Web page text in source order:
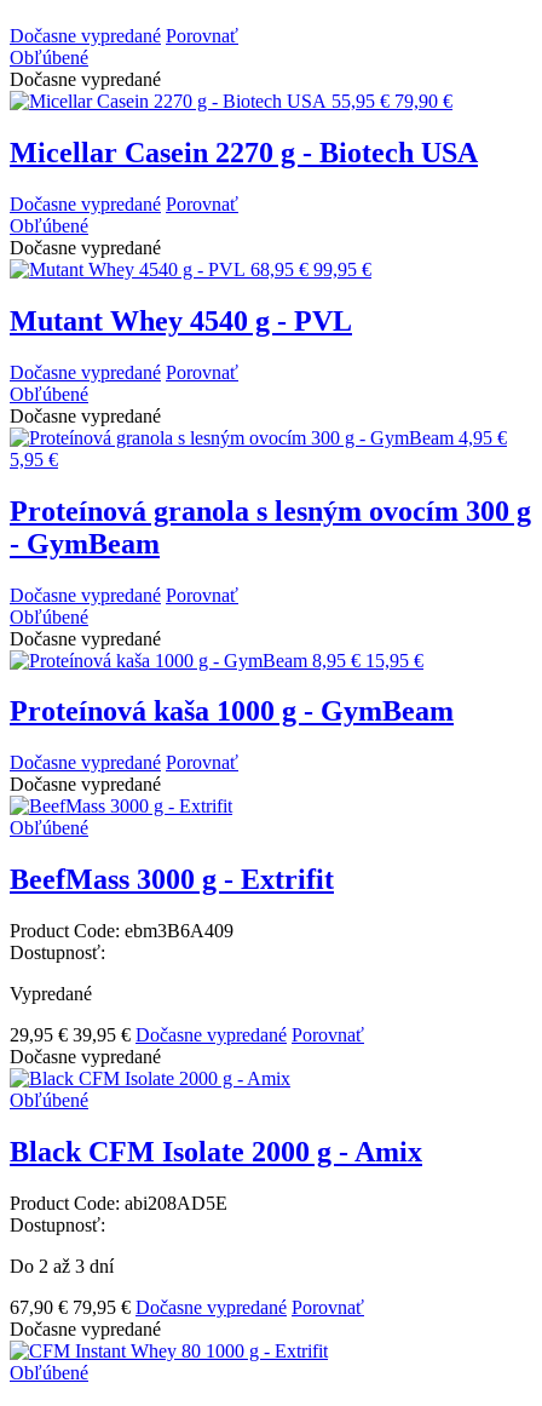
Dočasne vypredané Porovnať
Obľúbené
Dočasne vypredané
55,95 € 79,90 €
Micellar Casein 2270 g - Biotech USA
Dočasne vypredané Porovnať
Obľúbené
Dočasne vypredané
68,95 € 99,95 €
Mutant Whey 4540 g - PVL
Dočasne vypredané Porovnať
Obľúbené
Dočasne vypredané
4,95 €
5,95 €
Proteínová granola s lesným ovocím 300 g
- GymBeam
Dočasne vypredané Porovnať
Obľúbené
Dočasne vypredané
8,95 € 15,95 €
Proteínová kaša 1000 g - GymBeam
Dočasne vypredané Porovnať
Dočasne vypredané
Obľúbené
BeefMass 3000 g - Extrifit
Product Code: ebm3B6A409
Dostupnosť:
Vypredané
29,95 € 39,95 € Dočasne vypredané Porovnať
Dočasne vypredané
Obľúbené
Black CFM Isolate 2000 g - Amix
Product Code: abi208AD5E
Dostupnosť:
Do 2 až 3 dní
67,90 € 79,95 € Dočasne vypredané Porovnať
Dočasne vypredané
Obľúbené